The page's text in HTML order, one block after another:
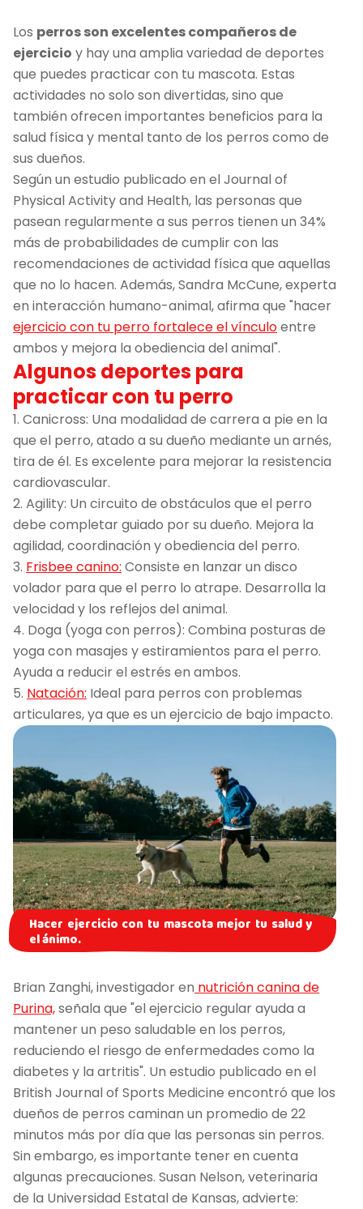
Los perros son excelentes compañeros de
ejercicio y hay una amplia variedad de deportes
que puedes practicar con tu mascota. Estas
actividades no solo son divertidas, sino que
también ofrecen importantes beneficios para la
salud física y mental tanto de los perros como de
sus dueños.
Según un estudio publicado en el Journal of
Physical Activity and Health, las personas que
pasean regularmente a sus perros tienen un 34%
más de probabilidades de cumplir con las
recomendaciones de actividad física que aquellas
que no lo hacen. Además, Sandra McCune, experta
en interacción humano-animal, afirma que "hacer
ejercicio con tu perro fortalece el vínculoentre
ambos y mejora la obediencia del animal".
Algunos deportes para
practicar con tu perro
1. Canicross: Una modalidad de carrera a pie en la
que el perro, atado a su dueño mediante un arnés,
tira de él. Es excelente para mejorar la resistencia
cardiovascular.
2. Agility: Un circuito de obstáculos que el perro
debe completar guiado por su dueño. Mejora la
agilidad, coordinación y obediencia del perro.
3. Frisbee canino: Consiste en lanzar un disco
volador para que el perro lo atrape. Desarrolla la
velocidad y los reflejos del animal.
4. Doga (yoga con perros): Combina posturas de
yoga con masajes y estiramientos para el perro.
Ayuda a reducir el estrés en ambos.
5. Natación: Ideal para perros con problemas
articulares, ya que es un ejercicio de bajo impacto.
Hacer ejercicio con tu mascota mejor tu salud y
el ánimo.
Brian Zanghi, investigador en nutrición canina de
Purina,señala que "el ejercicio regular ayuda a
mantener un peso saludable en los perros,
reduciendo el riesgo de enfermedades como la
diabetes y la artritis". Un estudio publicado en el
British Journal of Sports Medicine encontró que los
dueños de perros caminan un promedio de 22
minutos más por día que las personas sin perros.
Sin embargo, es importante tener en cuenta
algunas precauciones. Susan Nelson, veterinaria
de la Universidad Estatal de Kansas, advierte: